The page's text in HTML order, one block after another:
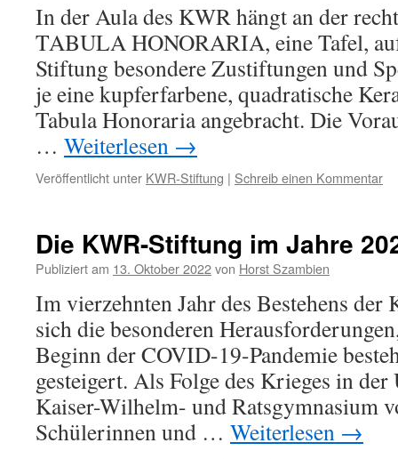
In der Aula des KWR hängt an der
TABULA HONORARIA, eine Tafel,
Stiftung besondere Zustiftungen und
je eine kupferfarbene, quadratische
Tabula Honoraria angebracht. Die
… Weiterlesen →
Veröffentlicht unter KWR-Stiftung | Schreib einen Kommentar
Die KWR-Stiftung im Jahre
Publiziert am 13. Oktober 2022von Horst Szambien
Im vierzehnten Jahr des Bestehens
sich die besonderen
Beginn der COVID-19-Pandemie
gesteigert. Als Folge des Krieges in der
Kaiser-Wilhelm- und Ratsgymnasium
Schülerinnen und … Weiterlesen →